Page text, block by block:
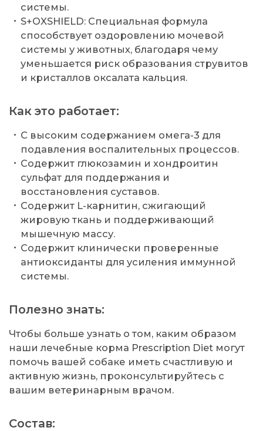
системы.
S+OXSHIELD: Специальная формула
способствует оздоровлению мочевой
системы у животных, благодаря чему
уменьшается риск образования струвитов
и кристаллов оксалата кальция.
Как это работает:
С высоким содержанием омега-3 для
подавления воспалительных процессов.
Содержит глюкозамин и хондроитин
сульфат для поддержания и
восстановления суставов.
Содержит L-карнитин, сжигающий
жировую ткань и поддерживающий
мышечную массу.
Содержит клинически проверенные
антиоксиданты для усиления иммунной
системы.
Полезно знать:
Чтобы больше узнать о том, каким образом
наши лечебные корма Prescription Diet могут
помочь вашей собаке иметь счастливую и
активную жизнь, проконсультируйтесь с
вашим ветеринарным врачом.
Состав: